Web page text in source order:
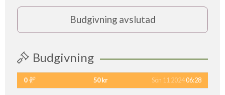
Budgivning avslutad
Budgivning
0 50 kr Sön 11 202406:28